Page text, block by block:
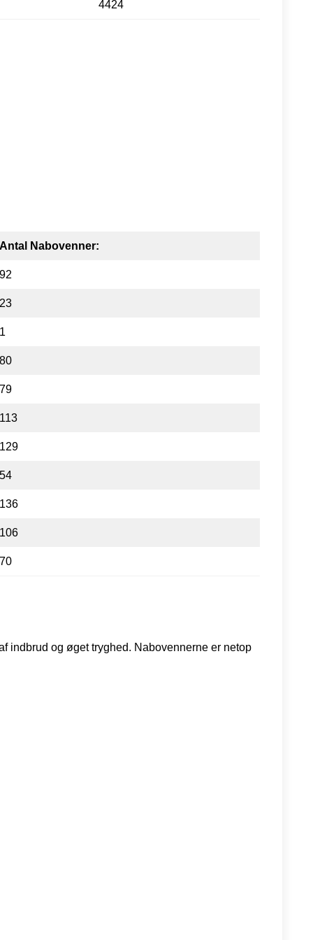
4424
Antal Nabovenner:
92
23
1
80
79
113
129
54
136
106
70
indbrud og øget tryghed. Nabovennerne er netop